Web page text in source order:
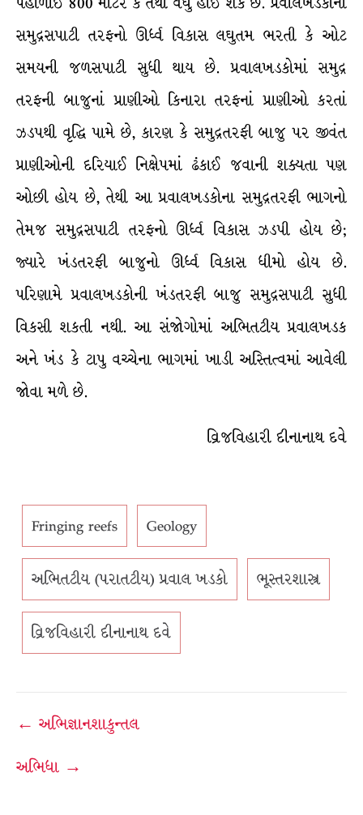
સમુદ્રસપાટી તરફનો ઊર્ધ્વ વિકાસ લઘુતમ ભરતી કે ઓટ
સમયની જળસપાટી સુધી થાય છે. પ્રવાલખડકોમાં સમુદ્ર
તરફની બાજુનાં પ્રાણીઓ કિનારા તરફનાં પ્રાણીઓ કરતાં
ઝડપથી વૃદ્ધિ પામે છે, કારણ કે સમુદ્રતરફી બાજુ પર જીવંત
પ્રાણીઓની દરિયાઈ નિક્ષેપમાં ઢંકાઈ જવાની શક્યતા પણ
ઓછી હોય છે, તેથી આ પ્રવાલખડકોના સમુદ્રતરફી ભાગનો
તેમજ સમુદ્રસપાટી તરફનો ઊર્ધ્વ વિકાસ ઝડપી હોય છે;
જ્યારે ખંડતરફી બાજુનો ઊર્ધ્વ વિકાસ ધીમો હોય છે.
પરિણામે પ્રવાલખડકોની ખંડતરફી બાજુ સમુદ્રસપાટી સુધી
વિકસી શકતી નથી. આ સંજોગોમાં અભિતટીય પ્રવાલખડક
અને ખંડ કે ટાપુ વચ્ચેના ભાગમાં ખાડી અસ્તિત્વમાં આવેલી
જોવા મળે છે.
વ્રિજવિહારી દીનાનાથ દવે
Fringing reefs Geology
અભિતટીય (પરાતટીય) પ્રવાલ ખડકો ભૂસ્તરશાસ્ત્ર
વ્રિજવિહારી દીનાનાથ દવે
Post
navigation
← અભિજ્ઞાનશાકુન્તલ
અભિધા →